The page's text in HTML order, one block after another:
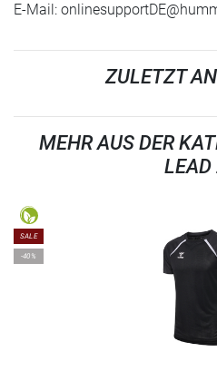
E-Mail:
ZULETZT
MEHR AUS DER
LEAD
SALE
-40%